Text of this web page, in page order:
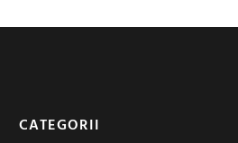
CATEGORII